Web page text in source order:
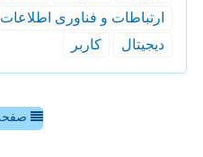
ارتباطات و فناوری اطلاعات
دیجیتال
كاربر